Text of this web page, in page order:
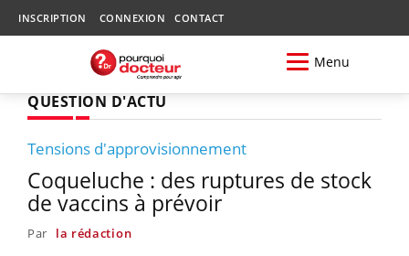
INSCRIPTION CONNEXION CONTACT
Menu
QUESTION D'ACTU
Tensions d'approvisionnement
Coqueluche : des ruptures de stock
de vaccins à prévoir
Par la rédaction